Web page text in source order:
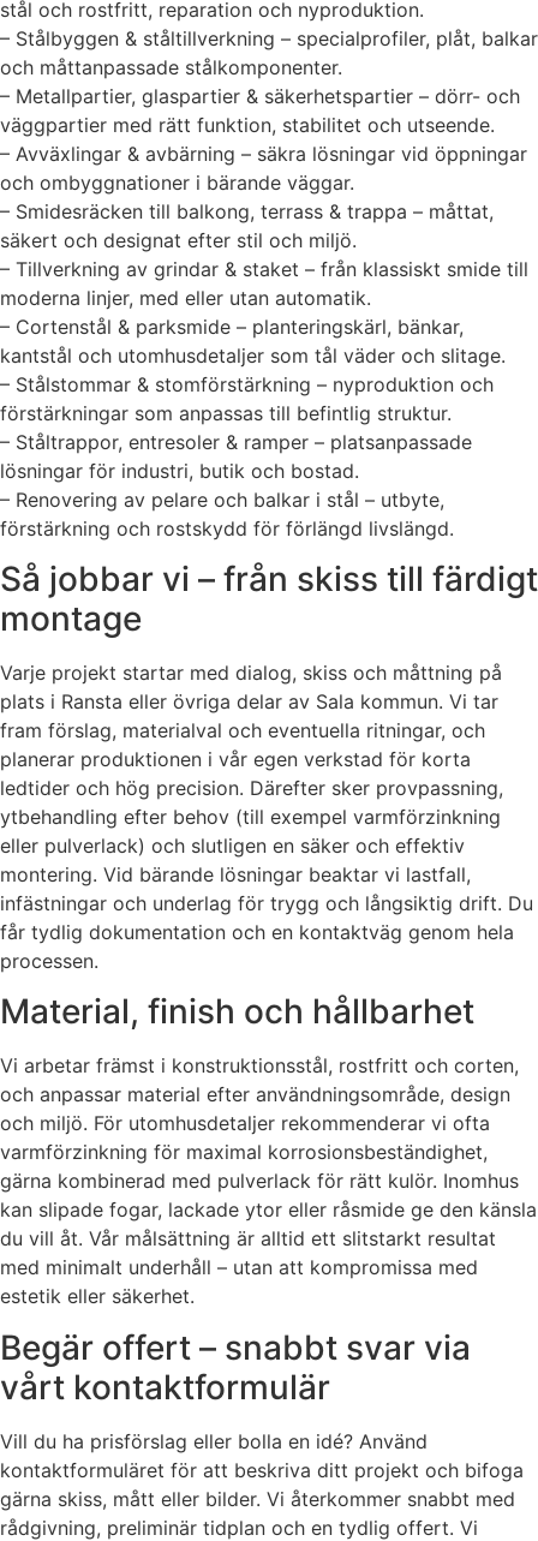
stål och rostfritt, reparation och nyproduktion.
– Stålbyggen & ståltillverkning – specialprofiler, plåt, balkar
och måttanpassade stålkomponenter.
– Metallpartier, glaspartier & säkerhetspartier – dörr- och
väggpartier med rätt funktion, stabilitet och utseende.
– Avväxlingar & avbärning – säkra lösningar vid öppningar
och ombyggnationer i bärande väggar.
– Smidesräcken till balkong, terrass & trappa – måttat,
säkert och designat efter stil och miljö.
– Tillverkning av grindar & staket – från klassiskt smide till
moderna linjer, med eller utan automatik.
– Cortenstål & parksmide – planteringskärl, bänkar,
kantstål och utomhusdetaljer som tål väder och slitage.
– Stålstommar & stomförstärkning – nyproduktion och
förstärkningar som anpassas till befintlig struktur.
– Ståltrappor, entresoler & ramper – platsanpassade
lösningar för industri, butik och bostad.
– Renovering av pelare och balkar i stål – utbyte,
förstärkning och rostskydd för förlängd livslängd.
Så jobbar vi – från skiss till färdigt
montage
Varje projekt startar med dialog, skiss och måttning på
plats i Ransta eller övriga delar av Sala kommun. Vi tar
fram förslag, materialval och eventuella ritningar, och
planerar produktionen i vår egen verkstad för korta
ledtider och hög precision. Därefter sker provpassning,
ytbehandling efter behov (till exempel varmförzinkning
eller pulverlack) och slutligen en säker och effektiv
montering. Vid bärande lösningar beaktar vi lastfall,
infästningar och underlag för trygg och långsiktig drift. Du
får tydlig dokumentation och en kontaktväg genom hela
processen.
Material, finish och hållbarhet
Vi arbetar främst i konstruktionsstål, rostfritt och corten,
och anpassar material efter användningsområde, design
och miljö. För utomhusdetaljer rekommenderar vi ofta
varmförzinkning för maximal korrosionsbeständighet,
gärna kombinerad med pulverlack för rätt kulör. Inomhus
kan slipade fogar, lackade ytor eller råsmide ge den känsla
du vill åt. Vår målsättning är alltid ett slitstarkt resultat
med minimalt underhåll – utan att kompromissa med
estetik eller säkerhet.
Begär offert – snabbt svar via
vårt kontaktformulär
Vill du ha prisförslag eller bolla en idé? Använd
kontaktformuläret för att beskriva ditt projekt och bifoga
gärna skiss, mått eller bilder. Vi återkommer snabbt med
rådgivning, preliminär tidplan och en tydlig offert. Vi